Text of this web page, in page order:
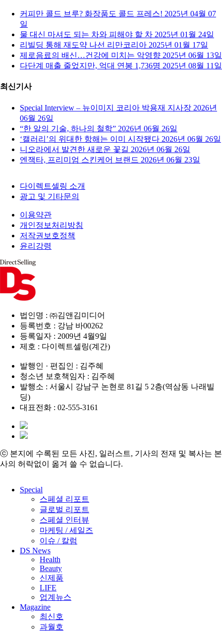
커피만 콜드 브루? 화장품도 콜드 프레스! 2025년 04월 07
일
물 대신 마셔도 되는 차와 피해야 할 차 2025년 01월 24일
리빌딩 통해 재도약 나선 리만코리아 2025년 01월 17일
제로음료의 배신…건강에 미치는 악영향 2025년 06월 13일
다단계 매출 줄었지만, 억대 연봉 1,736명 2025년 08월 11일
최신기사
Special Interview – 뉴이미지 코리아 박용재 지사장 2026년
06월 26일
“한 알의 기술, 하나의 철학” 2026년 06월 26일
‘캘러리’의 위대한 항해는 이미 시작됐다 2026년 06월 26일
니오라에서 발견한 새로운 꽃길 2026년 06월 26일
엔잭타, 프리미엄 스킨케어 브랜드 2026년 06월 23일
다이렉트셀링 소개
광고 및 기타문의
이용약관
개인정보처리방침
저작권보호정책
윤리강령
법인명 : ㈜김앤김미디어
등록번호 : 강남 바00262
등록일자 : 2009년 4월9일
제호 : 다이렉트셀링(계간)
발행인 · 편집인 : 김주혜
청소년 보호책임자 : 김주혜
발행소 : 서울시 강남구 논현로 81길 5 2층(역삼동 나래빌
딩)
대표전화 : 02-555-3161
ⓒ 본지에 수록된 모든 사진, 일러스트, 기사의 전재 및 복사는 본
사의 허락없이 옮겨 쓸 수 없습니다.
Close
Special
스페셜 리포트
글로벌 리포트
스페셜 인터뷰
마케팅 / 세일즈
이슈 / 칼럼
DS News
Health
Beauty
신제품
LIFE
업계뉴스
Magazine
최신호
과월호